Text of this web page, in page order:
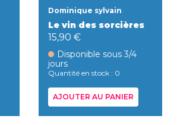
Dominique sylvain
Le vin des sorcières
15,90 €
Disponible sous 3/4
jours
Quantité en stock : 0
AJOUTER AU PANIER